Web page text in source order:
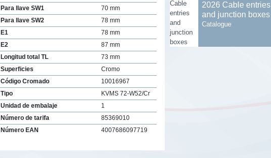
Para llave SW1
70 mm
Para llave SW2
78 mm
E1
78 mm
E2
87 mm
Longitud total TL
73 mm
Superficies
Cromo
Código Cromado
10016967
Tipo
KVMS 72-W52/Cr
Unidad de embalaje
1
Número de tarifa
85369010
Número EAN
4007686097719
2026 Cable entries
and junction boxes
Catalogue